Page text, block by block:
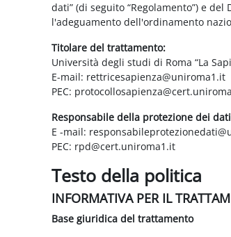
dati” (di seguito “Regolamento”) e
l'adeguamento dell'ordinamento
Titolare del trattamento:
Università degli studi di Roma “La
E-mail: rettricesapienza@uniroma1.it
PEC:
Responsabile della protezione dei
E -mail:
PEC: rpd@cert.uniroma1.it
Testo della politica
INFORMATIVA PER IL
Base giuridica del trattamento